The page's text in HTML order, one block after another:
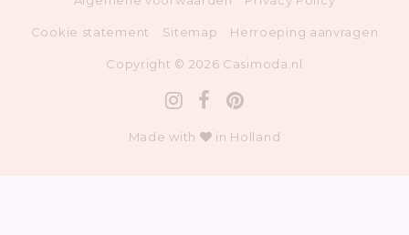
Cookie statement Sitemap Herroeping aanvragen
Copyright © 2026 Casimoda.nl
Made with in Holland